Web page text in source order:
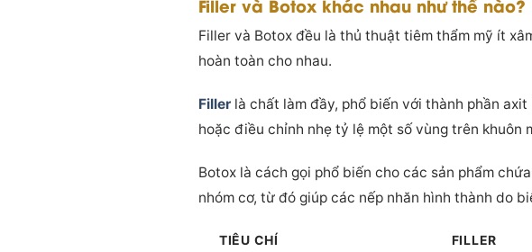
Filler và Botox đều là thủ thuật tiêm thẩm mỹ ít
hoàn toàn cho nhau.
Filler là chất làm đầy, phổ biến với thành phần
hoặc điều chỉnh nhẹ tỷ lệ một số vùng trên khuôn
Botox là cách gọi phổ biến cho các sản phẩm
nhóm cơ, từ đó giúp các nếp nhăn hình thành do
TIÊU CHÍ FILLER